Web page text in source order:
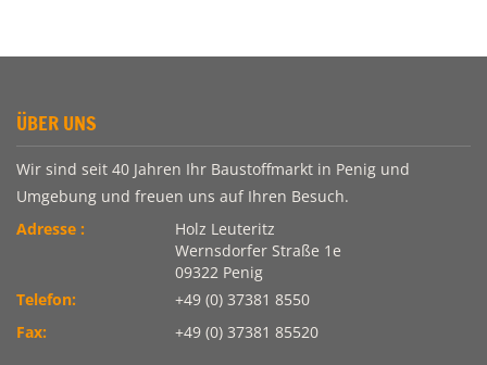
ÜBER UNS
Wir sind seit 40 Jahren Ihr Baustoffmarkt in Penig und
Umgebung und freuen uns auf Ihren Besuch.
Adresse :
Holz Leuteritz
Wernsdorfer Straße 1e
09322 Penig
Telefon:
+49 (0) 37381 8550
Fax:
+49 (0) 37381 85520